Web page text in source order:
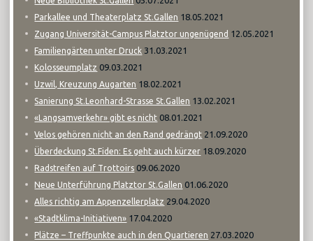
Parkallee und Theaterplatz St.Gallen 18.05.2021
Zugang Universität-Campus Platztor ungenügend 12.05.2021
Familiengärten unter Druck 31.03.2021
Kolosseumplatz 09.03.2021
Uzwil, Kreuzung Augarten 18.02.2021
Sanierung St.Leonhard-Strasse St.Gallen 13.02.2021
«Langsamverkehr» gibt es nicht 08.01.2021
Velos gehören nicht an den Rand gedrängt 21.09.2020
Überdeckung St.Fiden: Es geht auch kürzer 18.09.2020
Radstreifen auf Trottoirs 09.06.2020
Neue Unterführung Platztor St.Gallen 01.06.2020
Alles richtig am Appenzellerplatz 29.04.2020
«Stadtklima-Initiativen» 17.04.2020
Plätze – Treffpunkte auch in den Quartieren 27.03.2020